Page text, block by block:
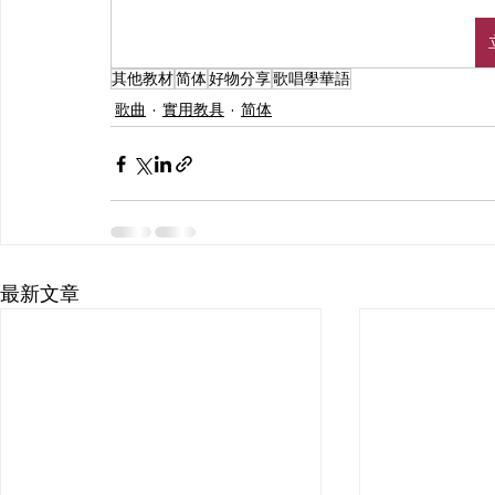
其他教材简体好物分享歌唱學華語
歌曲
實用教具 简体
最新文章